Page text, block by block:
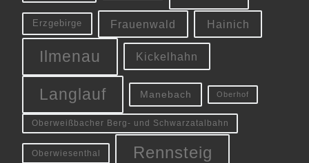
Erzgebirge Frauenwald Hainich
Ilmenau Kickelhahn
Langlauf Manebach Oberhof
Oberweißbacher Berg- und Schwarzatalbahn
Oberwiesenthal Rennsteig